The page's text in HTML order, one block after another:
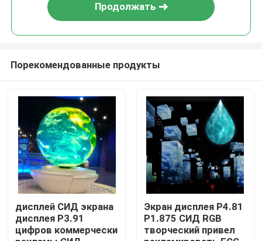
Дом
Товары
Продолжать
Порекомендованные продукты
дисплей СИД экрана
дисплея P3.91
цифров коммерчески
Экран дисплея P4.81
P1.875 СИД RGB
творческий привел